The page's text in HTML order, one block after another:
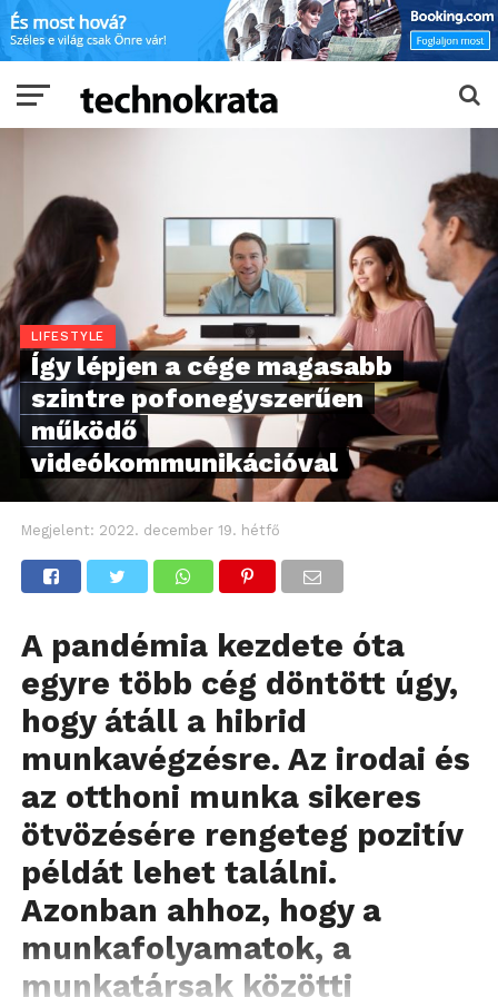
LIFESTYLE
Így lépjen a cége magasabb
szintre pofonegyszerűen
működő
videókommunikációval
Megjelent: 2022. december 19. hétfő
A pandémia kezdete óta
egyre több cég döntött úgy,
hogy átáll a hibrid
munkavégzésre. Az irodai és
az otthoni munka sikeres
ötvözésére rengeteg pozitív
példát lehet találni.
Azonban ahhoz, hogy a
munkafolyamatok, a
munkatársak közötti